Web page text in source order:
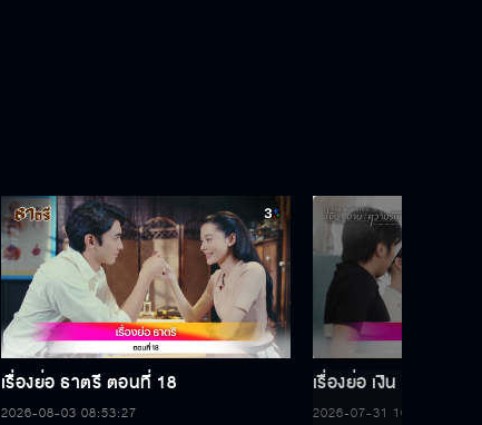
เรื่องย่อ ธาตรี ตอนที่ 18
2026-08-03 08:53:27
เรื่องย่อ เงิน งาน คว
2026-07-31 16:56:34